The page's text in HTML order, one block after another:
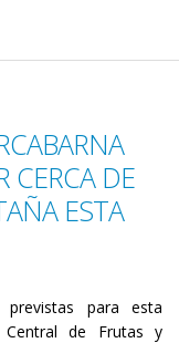
CERCA DE
ESTA
para esta
de Frutas y